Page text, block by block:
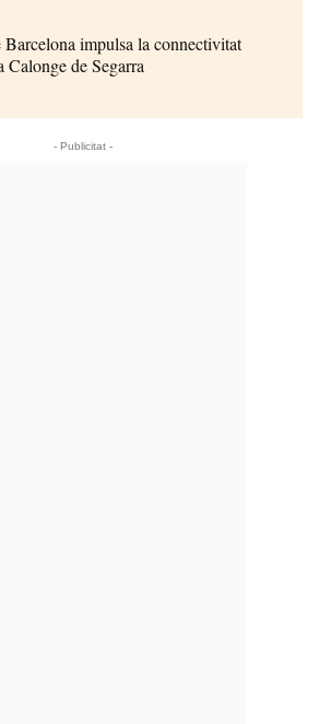
impulsa la connectivitat
Calonge de Segarra
- Publicitat -